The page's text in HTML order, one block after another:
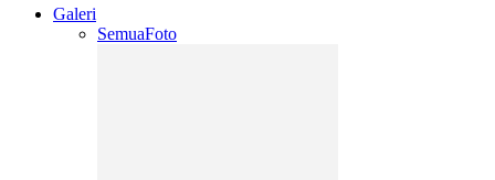
Galeri
SemuaFoto